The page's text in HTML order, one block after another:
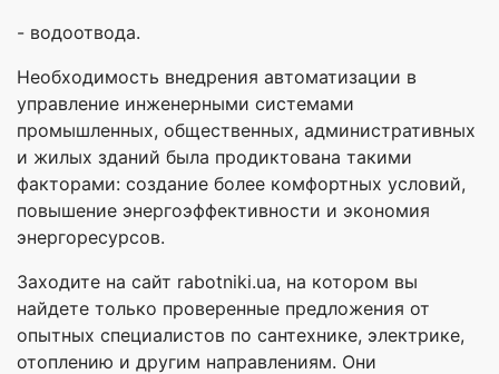
- водоотвода.
Необходимость внедрения автоматизации в
управление инженерными системами
промышленных, общественных, административных
и жилых зданий была продиктована такими
факторами: создание более комфортных условий,
повышение энергоэффективности и экономия
энергоресурсов.
Заходите на сайт rabotniki.ua, на котором вы
найдете только проверенные предложения от
опытных специалистов по сантехнике, электрике,
отоплению и другим направлениям. Они